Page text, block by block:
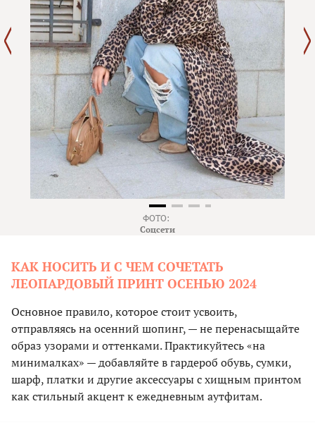
ФОТО:
Соцсети
КАК НОСИТЬ И С ЧЕМ СОЧЕТАТЬ
ЛЕОПАРДОВЫЙ ПРИНТ ОСЕНЬЮ 2024
Основное правило, которое стоит усвоить,
отправляясь на осенний шопинг, — не перенасыщайте
образ узорами и оттенками. Практикуйтесь «на
минималках» — добавляйте в гардероб обувь, сумки,
шарф, платки и другие аксессуары с хищным принтом
как стильный акцент к ежедневным аутфитам.